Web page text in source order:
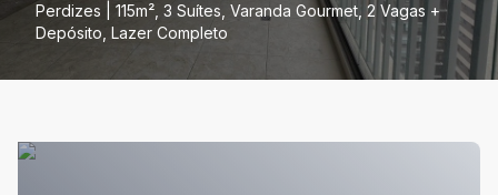
Perdizes | 115m², 3 Suítes, Varanda Gourmet, 2 Vagas +
Depósito, Lazer Completo